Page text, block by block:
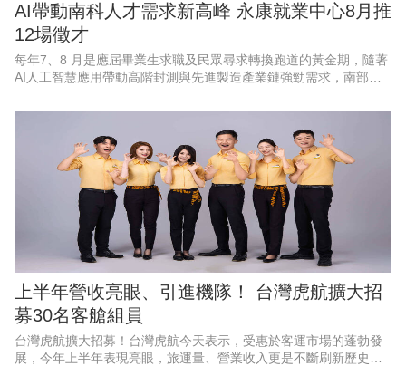
AI帶動南科人才需求新高峰 永康就業中心8月推
12場徵才
每年7、8 月是應屆畢業生求職及民眾尋求轉換跑道的黃金期，隨著
AI人工智慧應用帶動高階封測與先進製造產業鏈強勁需求，南部科
發展署雲嘉南分署永康
上半年營收亮眼、引進機隊！ 台灣虎航擴大招
募30名客艙組員
台灣虎航擴大招募！台灣虎航今天表示，受惠於客運市場的蓬勃發
展，今年上半年表現亮眼，旅運量、營業收入更是不斷刷新歷史紀